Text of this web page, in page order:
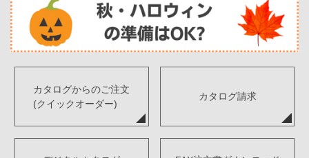
カタログからのご注文
(クイックオーダー)
カタログ請求